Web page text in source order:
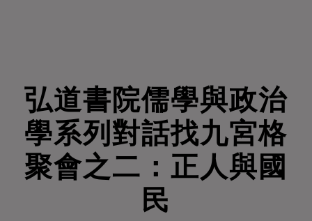
弘道書院儒學與政治
學系列對話找九宮格
聚會之二：正人與國
民